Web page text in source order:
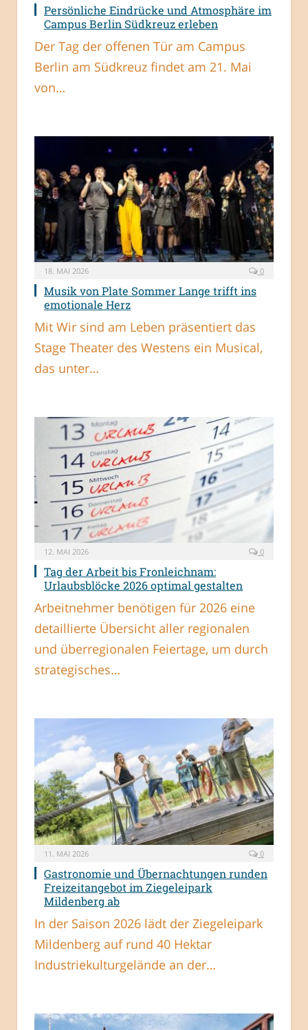
Persönliche Eindrücke und Atmosphäre im
Campus Berlin Südkreuz erleben
Der Tag der offenen Tür am Campus
Berlin am Südkreuz findet am 21. Mai
von…
18. MAI 2026 0
Musik von Plate Sommer Lange trifft ins
emotionale Herz
Mit Wir sind am Leben präsentiert das
Stage Theater des Westens ein Musical,
das unter…
12. MAI 2026 0
Tag der Arbeit bis Fronleichnam:
Urlaubsblöcke 2026 optimal gestalten
Arbeitnehmer benötigen für 2026 eine
detaillierte Übersicht aller regionalen
und überregionalen Feiertage, um durch
strategisches…
11. MAI 2026 0
Gastronomie und Übernachtungen runden
Freizeitangebot im Ziegeleipark
Mildenberg ab
In der Saison 2026 lädt der Ziegeleipark
Mildenberg auf rund 40 Hektar
Industriekulturgelände an der…